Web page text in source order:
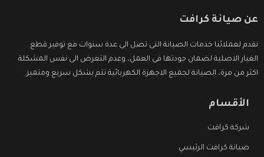
عن صيانة كرافت
نقدم لعملائنا خدمات الصيانة التى تصل الى عدة سنوات مع توفير قطع
الغيار الاصلية لضمان جودتها فى العمل، وعدم التعرض الى نفس المشكلة
اكثر من مرة، الصيانة لجميع الاجهزة الكهربائية تتم بشكل سريع ومتميز.
الأقسام
شركة كرافت
صيانة كرافت الرئيسي